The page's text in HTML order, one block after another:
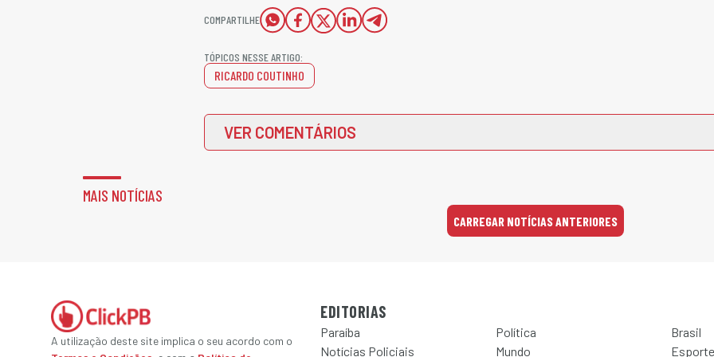
COMPARTILHE
TÓPICOS NESSE ARTIGO:
RICARDO COUTINHO
VER COMENTÁRIOS
MAIS NOTÍCIAS
CARREGAR NOTÍCIAS ANTERIORES
A utilização deste site implica o seu acordo com o
EDITORIAS
Paraíba Política
Brasil
Notícias Policiais
Mundo Esporte